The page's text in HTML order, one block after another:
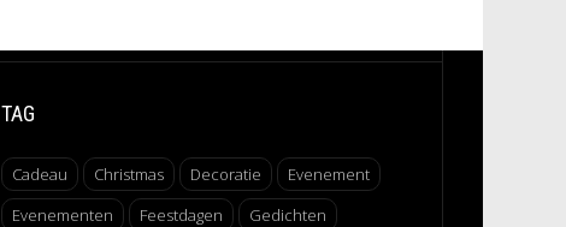
TAG
Cadeau Christmas Decoratie
Evenement
Evenementen
Feestdagen
Gedichten